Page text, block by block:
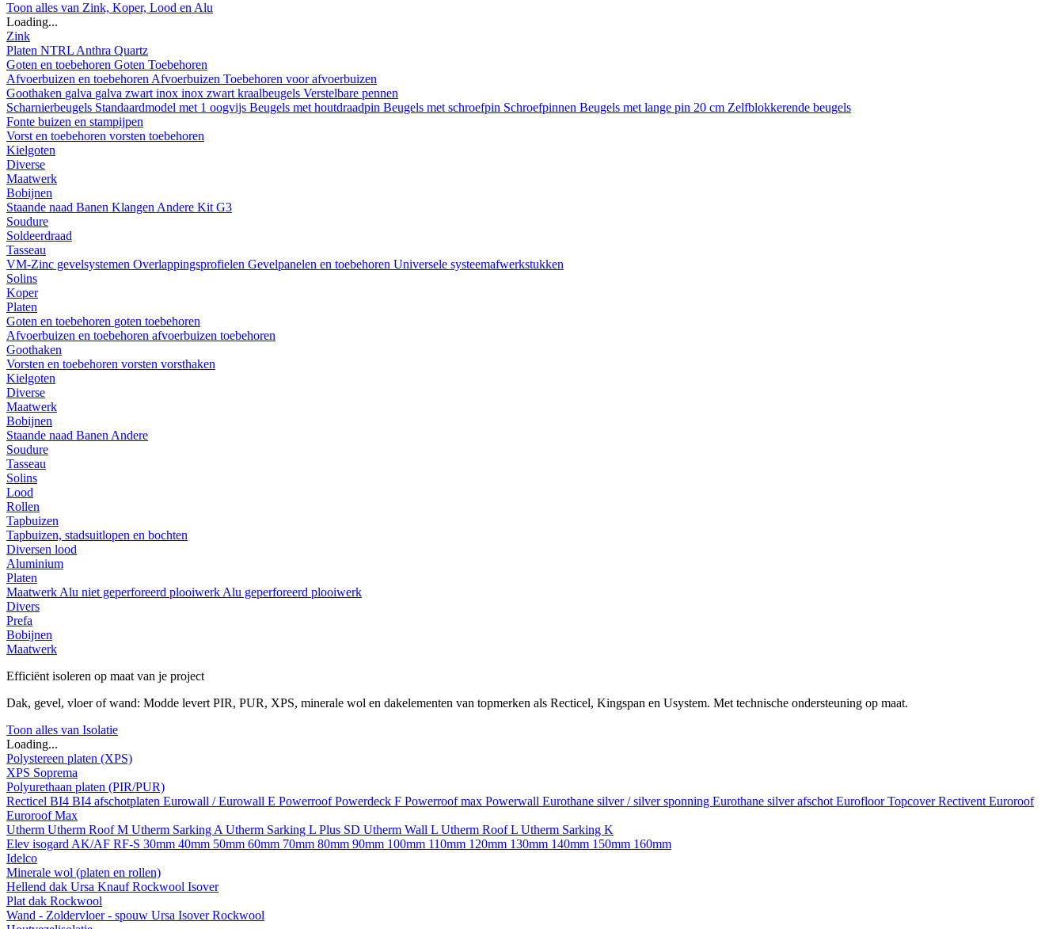
Toon alles van Zink, Koper, Lood en Alu
Loading...
Zink
Platen NTRL Anthra Quartz
Goten en toebehoren Goten Toebehoren
Afvoerbuizen en toebehoren Afvoerbuizen Toebehoren voor afvoerbuizen
Goothaken galva galva zwart inox inox zwart kraalbeugels Verstelbare pennen
Scharnierbeugels Standaardmodel met 1 oogvijs Beugels met houtdraadpin Beugels met schroefpin Schroefpinnen Beugels met lange pin 20 cm Zelfblokkerende beugels
Fonte buizen en stampijpen
Vorst en toebehoren vorsten toebehoren
Kielgoten
Diverse
Maatwerk
Bobijnen
Staande naad Banen Klangen Andere Kit G3
Soudure
Soldeerdraad
Tasseau
VM-Zinc gevelsystemen Overlappingsprofielen Gevelpanelen en toebehoren Universele systeemafwerkstukken
Solins
Koper
Platen
Goten en toebehoren goten toebehoren
Afvoerbuizen en toebehoren afvoerbuizen toebehoren
Goothaken
Vorsten en toebehoren vorsten vorsthaken
Kielgoten
Diverse
Maatwerk
Bobijnen
Staande naad Banen Andere
Soudure
Tasseau
Solins
Lood
Rollen
Tapbuizen
Tapbuizen, stadsuitlopen en bochten
Diversen lood
Aluminium
Platen
Maatwerk Alu niet geperforeerd plooiwerk Alu geperforeerd plooiwerk
Divers
Prefa
Bobijnen
Maatwerk
Efficiënt isoleren op maat van je project
Dak, gevel, vloer of wand: Modde levert PIR, PUR, XPS, minerale wol en dakelementen van topmerken als Recticel, Kingspan en Usystem. Met technische ondersteuning op maat.
Toon alles van Isolatie
Loading...
Polystereen platen (XPS)
XPS Soprema
Polyurethaan platen (PIR/PUR)
Recticel BI4 BI4 afschotplaten Eurowall / Eurowall E PowerroofPowerdeck F Powerroof max Powerwall Eurothane silver / silver sponning Eurothane silver afschot EurofloorTopcoverRectivent Euroroof
Euroroof Max
Utherm Utherm Roof M Utherm Sarking A Utherm Sarking L Plus SD Utherm Wall L Utherm Roof L Utherm Sarking K
Elev isogard AK/AF RF-S 30mm 40mm 50mm 60mm 70mm 80mm 90mm 100mm 110mm 120mm 130mm 140mm 150mm 160mm
Idelco
Minerale wol (platen en rollen)
Hellend dak Ursa KnaufRockwool Isover
Plat dak Rockwool
Wand - Zoldervloer - spouw Ursa IsoverRockwool